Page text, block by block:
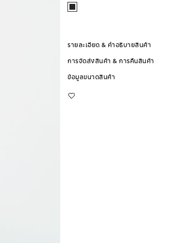
รายละเอียด & คำอธิบายสินค้า
การจัดส่งสินค้า & การคืนสินค้า
ข้อมูลขนาดสินค้า